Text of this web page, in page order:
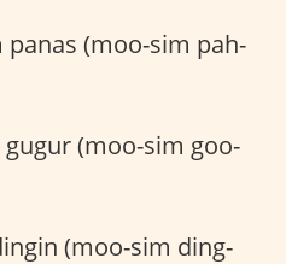
panas (moo-sim pah-
(moo-sim goo-
(moo-sim ding-